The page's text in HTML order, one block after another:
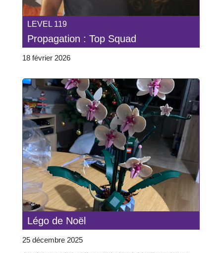
LEVEL 119
Propagation : Top Squad
18 février 2026
Légo de Noël
25 décembre 2025